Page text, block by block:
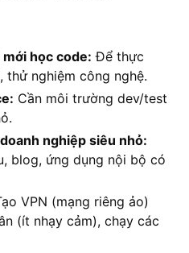
học code: Để thực
thử nghiệm công nghệ.
Cần môi trường dev/test
nghiệp siêu nhỏ:
blog, ứng dụng nội bộ có
VPN (mạng riêng ảo)
(ít nhạy cảm), chạy các